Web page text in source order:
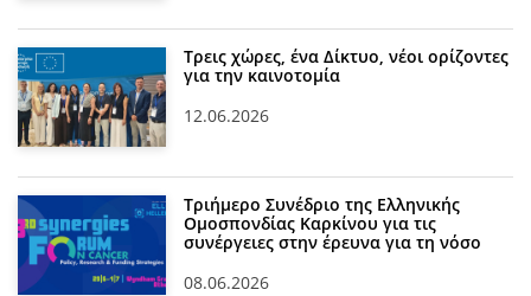
Τρεις χώρες, ένα Δίκτυο, νέοι ορίζοντες
για την καινοτομία
12.06.2026
Τριήμερο Συνέδριο της Ελληνικής
Ομοσπονδίας Καρκίνου για τις
συνέργειες στην έρευνα για τη νόσο
08.06.2026